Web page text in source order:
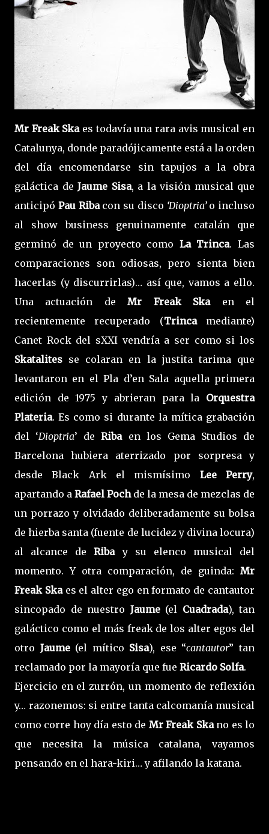
Mr Freak Skaes todavía una rara avis musical en
Catalunya, donde paradójicamente está a la orden
del día encomendarse sin tapujos a la obra
galáctica de Jaume Sisa, a la visión musical que
anticipó Pau Riba con su disco ‘Dioptria’o incluso
al show business genuinamente catalán que
germinó de un proyecto como La Trinca. Las
comparaciones son odiosas, pero sienta bien
hacerlas (y discurrirlas)… así que, vamos a ello.
Una actuación deMr Freak Skaen el
recientemente recuperado (Trinca mediante)
Canet Rock del sXXI vendría a ser como si los
Skatalites se colaran en la justita tarima que
levantaron en el Pla d’en Sala aquella primera
edición de 1975 y abrieran para la Orquestra
Plateria. Es como si durante la mítica grabación
del ‘Dioptria’ deRiba en los Gema Studios de
Barcelona hubiera aterrizado por sorpresa y
desde Black Ark el mismísimo Lee Perry,
apartando a Rafael Pochde la mesa de mezclas de
un porrazo y olvidado deliberadamente su bolsa
de hierba santa (fuente de lucidez y divina locura)
al alcance deRibay su elenco musical del
momento. Y otra comparación, de guinda: Mr
Freak Ska es el alter ego en formato de cantautor
sincopado de nuestro Jaume(el Cuadrada), tan
galáctico como el más freak de los alter egos del
otro Jaume (el mítico Sisa), ese “cantautor” tan
reclamado por la mayoría que fue Ricardo Solfa.
Ejercicio en el zurrón, un momento de reflexión
y… razonemos: si entre tanta calcomanía musical
como corre hoy día esto de Mr Freak Skano es lo
que necesita la música catalana, vayamos
pensando en el hara-kiri… y afilando la katana.